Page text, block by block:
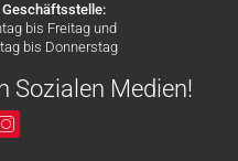
bis Freitag und
bis Donnerstag
Sozialen Medien!